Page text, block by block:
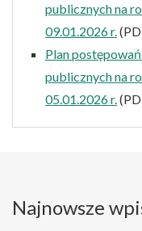
publicznych na
09.01.2026 r.
Plan
publicznych na
05.01.2026 r.
Najnowsze